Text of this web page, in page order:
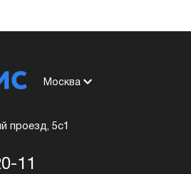
Москва
проезд, 5с1
11